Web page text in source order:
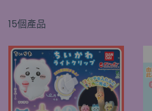
15個產品